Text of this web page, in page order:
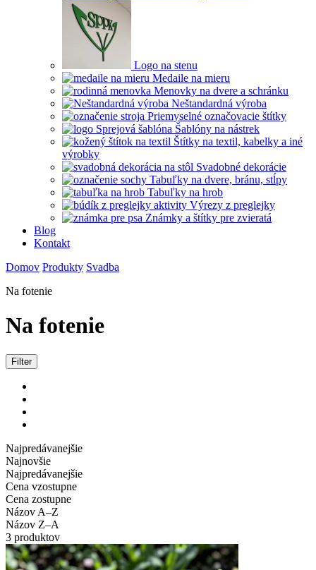
Logo na stenu
Medaile na mieru
Menovky na dvere a schránku
Neštandardná výroba
Priemyselné označovacie štítky
Šablóny na nástrek
Štítky na textil, kabelky a iné
výrobky
Svadobné dekorácie
Tabuľky na dvere, bránu, stĺpy
Tabuľky na hrob
Výrezy z preglejky
Známky a štítky pre zvieratá
Blog
Kontakt
Domov Produkty Svadba
Na fotenie
Na fotenie
Filter
Najpredávanejšie
Najnovšie
Najpredávanejšie
Cena vzostupne
Cena zostupne
Názov A–Z
Názov Z–A
3 produktov